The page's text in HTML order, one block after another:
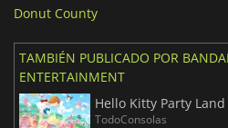
Donut County
TAMBIÉN PUBLICADO POR
ENTERTAINMENT
Hello Kitty Party Land
TodoConsolas